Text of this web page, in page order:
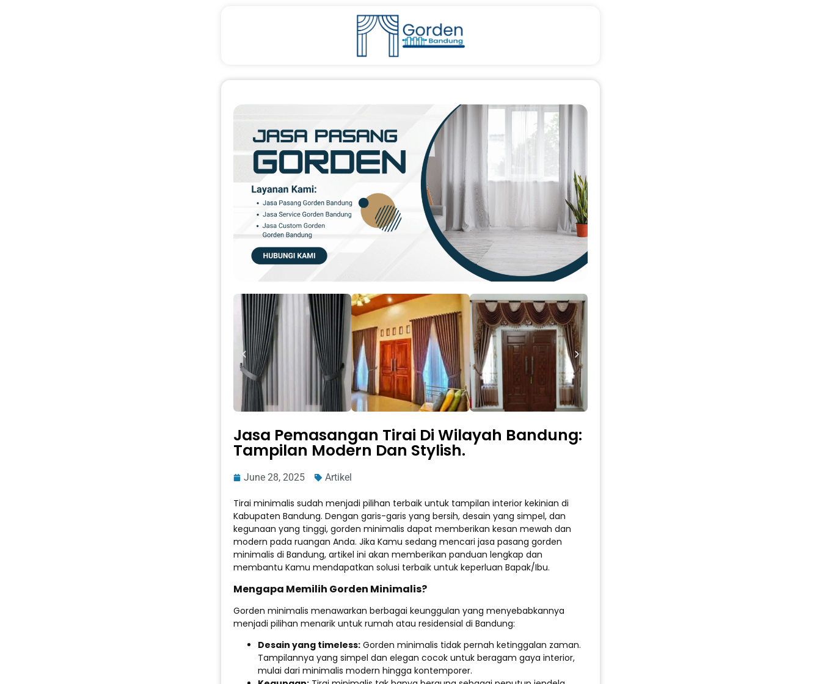
Jasa Pemasangan Tirai Di Wilayah Bandung:
Tampilan Modern Dan Stylish.
June 28, 2025 Artikel
Tirai minimalis sudah menjadi pilihan terbaik untuk tampilan interior kekinian di
Kabupaten Bandung. Dengan garis-garis yang bersih, desain yang simpel, dan
kegunaan yang tinggi, gorden minimalis dapat memberikan kesan mewah dan
modern pada ruangan Anda. Jika Kamu sedang mencari jasa pasang gorden
minimalis di Bandung, artikel ini akan memberikan panduan lengkap dan
membantu Kamu mendapatkan solusi terbaik untuk keperluan Bapak/Ibu.
Mengapa Memilih Gorden Minimalis?
Gorden minimalis menawarkan berbagai keunggulan yang menyebabkannya
menjadi pilihan menarik untuk rumah atau residensial di Bandung:
Desain yang timeless: Gorden minimalis tidak pernah ketinggalan zaman.
Tampilannya yang simpel dan elegan cocok untuk beragam gaya interior,
mulai dari minimalis modern hingga kontemporer.